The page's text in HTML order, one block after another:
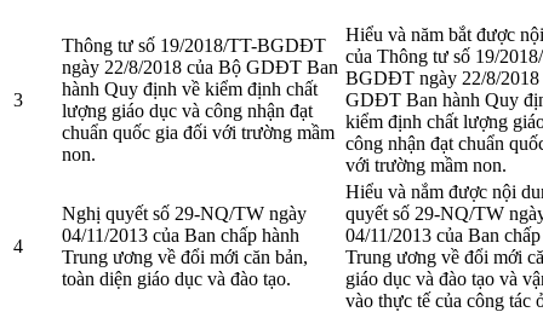
3
Thông tư số 19/2018/TT-BGDĐT
ngày 22/8/2018 của Bộ GDĐT Ban
hành Quy định về kiểm định chất
lượng giáo dục và công nhận đạt
chuẩn quốc gia đối với trường mầm
non.
Hiểu và năm bắt được
của Thông tư số 19/
BGDĐT ngày 22/8/2018
GDĐT Ban hành Quy
kiểm định chất lượng
công nhận đạt chuẩn
với trường mầm non.
4
Nghị quyết số 29-NQ/TW ngày
04/11/2013 của Ban chấp hành
Trung ương về đổi mới căn bản,
toàn diện giáo dục và đào tạo.
Hiểu và nắm được nội
quyết số 29-NQ/TW
04/11/2013 của Ban
Trung ương về đổi mới
giáo dục và đào tạo và
vào thực tế của công tác